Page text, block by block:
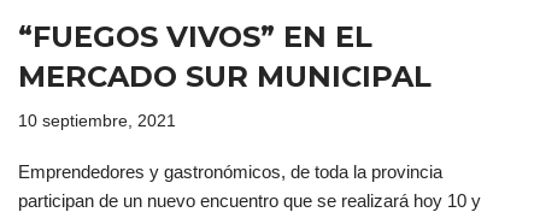
“FUEGOS VIVOS” EN EL
MERCADO SUR MUNICIPAL
10 septiembre, 2021
Emprendedores y gastronómicos, de toda la provincia
participan de un nuevo encuentro que se realizará hoy 10 y